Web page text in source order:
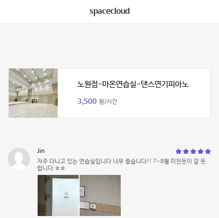
spacecloud
노원점-마온연습실-댄스연기피아노
3,500 원/시간
Jin
자주 다니고 있는 연습실입니다 너무 좋습니다!! 7~8월 미친듯이 갈 듯
합니다 ㅎㅎ